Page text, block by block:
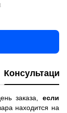
Консультация
заказа, если
находится на